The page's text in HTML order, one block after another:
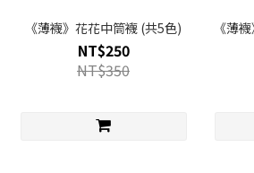
《薄襪》花花中筒襪 (共5色)
NT$250
NT$350
《薄